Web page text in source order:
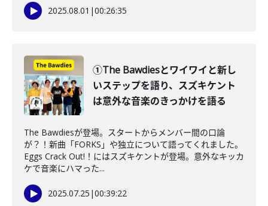
2025.08.01 |00:26:35
①The Bawdiesとワイワイと新し
いステップを語り、スズキケント
は意外な音楽のきっかけを語る
The Bawdiesが登場。スタートからメンバー間の口論
が？！新曲「FORKS」や独立について語ってくれました。
Eggs Crack Out!！にはスズキケントが登場。意外なキッカ
ケで音楽にハマった...
2025.07.25 |00:39:22